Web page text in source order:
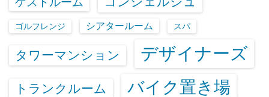
ゴルフレンジ シアタールーム スパ
タワーマンション デザイナーズ
トランクルーム バイク置き場